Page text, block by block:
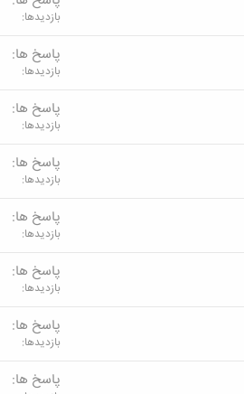
بازدیدها
پاسخ ها
بازدیدها
پاسخ ها
بازدیدها
پاسخ ها
بازدیدها
پاسخ ها
بازدیدها
پاسخ ها
بازدیدها
پاسخ ها
بازدیدها
پاسخ ها